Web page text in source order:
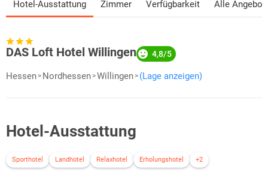
Hotel-Ausstattung Zimmer Verfügbarkeit Alle
DAS Loft Hotel Willingen 4,8/5
Hessen Nordhessen Willingen (Lage anzeigen)
Hotel-Ausstattung
Sporthotel Landhotel Relaxhotel Erholungshotel +2